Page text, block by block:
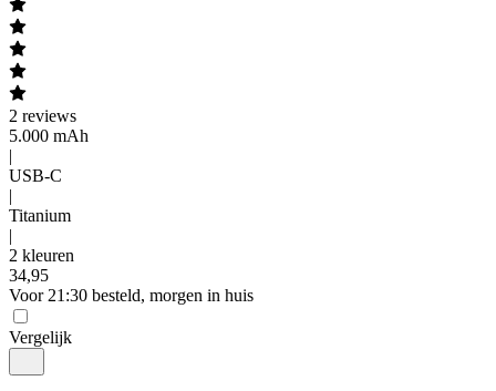
2 reviews
5.000 mAh
|
USB-C
|
Titanium
|
2 kleuren
34,95
Voor 21:30 besteld, morgen in huis
Vergelijk